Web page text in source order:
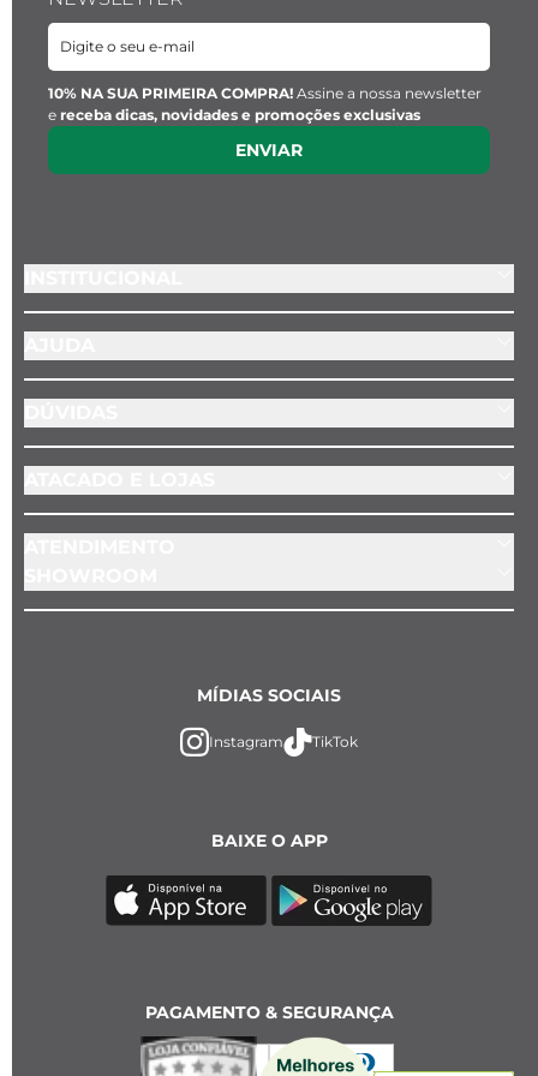
10% NA SUA PRIMEIRA COMPRA! Assine a nossa newsletter
e receba dicas, novidades e promoções exclusivas
ENVIAR
BAIXE O APP
MÍDIAS SOCIAIS
Instagram TikTok
PAGAMENTO & SEGURANÇA